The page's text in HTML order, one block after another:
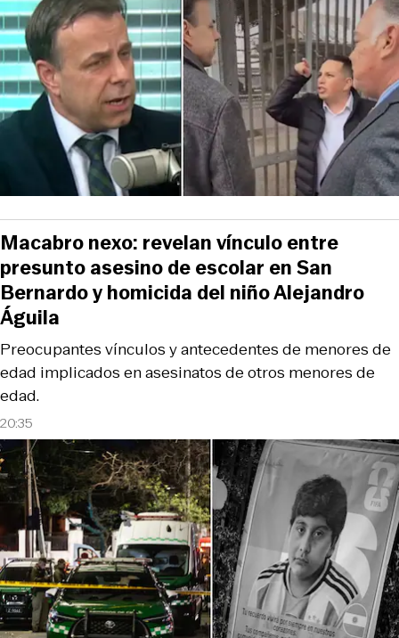
20:35
Preocupantes vínculos y antecedentes de menores de
edad implicados en asesinatos de otros menores de
edad.
Macabro nexo: revelan vínculo entre
presunto asesino de escolar en San
Bernardo y homicida del niño Alejandro
Águila